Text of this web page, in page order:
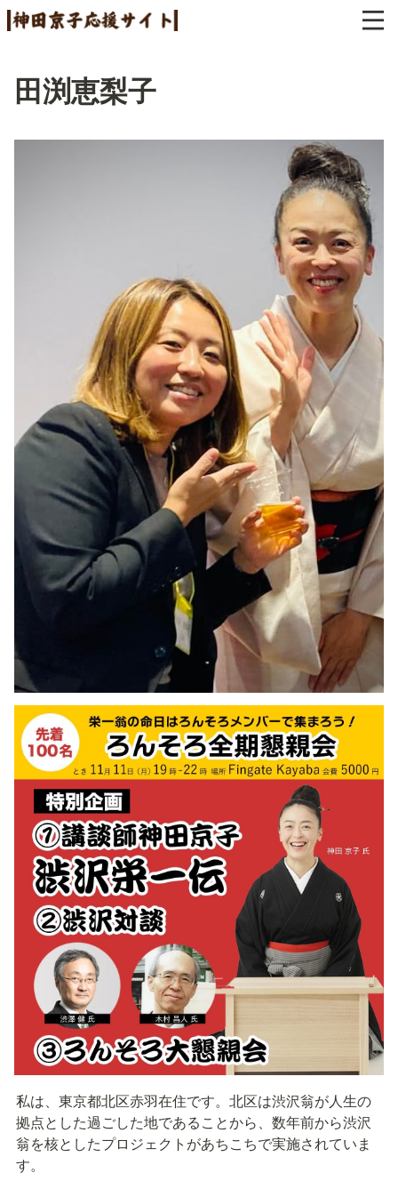
田渕恵梨子
私は、東京都北区赤羽在住です。北区は渋沢翁が⼈⽣の
拠点とした過ごした地であることから、数年前から渋沢
翁を核としたプロジェクトがあちこちで実施されていま
す。